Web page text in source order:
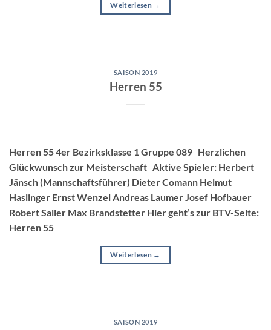
Weiterlesen →
SAISON 2019
Herren 55
Herren 55 4er Bezirksklasse 1 Gruppe 089 Herzlichen
Glückwunsch zur Meisterschaft Aktive Spieler: Herbert
Jänsch (Mannschaftsführer) Dieter Comann Helmut
Haslinger Ernst Wenzel Andreas Laumer Josef Hofbauer
Robert Saller Max Brandstetter Hier geht’s zur BTV-Seite:
Herren 55
Weiterlesen →
SAISON 2019